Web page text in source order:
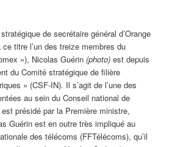
de secrétaire général d’Orange
titre l’un des treize membres du
»), Nicolas Guérin(photo) est depuis
du Comité stratégique de filière
» (CSF-IN). Il s’agit de l’une des
au sein du Conseil national de
présidé par la Première ministre,
Guérin est en outre très impliqué au
des télécoms (FFTélécoms), qu’il